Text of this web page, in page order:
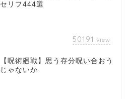
セリフ444選
50191 view
【呪術廻戦】思う存分呪い合おう
じゃないか